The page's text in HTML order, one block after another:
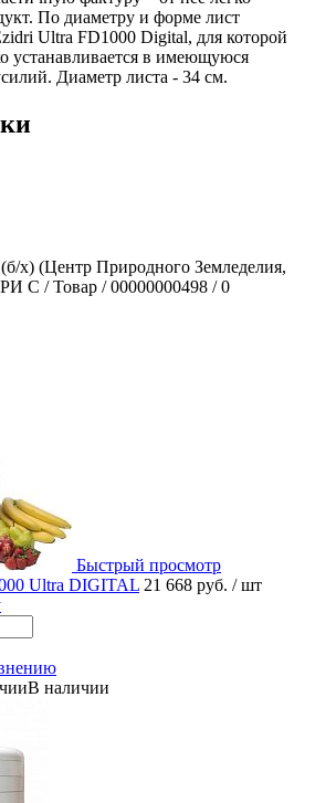
По диаметру и форме лист
Ultra FD1000 Digital, для которой
устанавливается в имеющуюся
Диаметр листа - 34 см.
х) (Центр Природного Земледелия,
С / Товар / 00000000498 / 0
Быстрый просмотр
Ultra DIGITAL 21 668 руб. / шт
В наличии